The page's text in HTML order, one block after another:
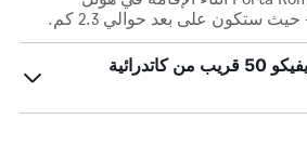
هل هوتل ميتشيلي - سيفيكو 50 قريب من كاتدرائية